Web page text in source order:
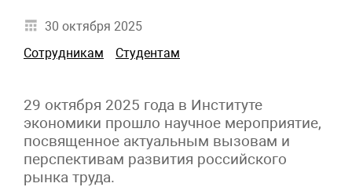
30 октября 2025
Сотрудникам
Студентам
29 октября 2025 года в Институте
экономики прошло научное мероприятие,
посвященное актуальным вызовам и
перспективам развития российского
рынка труда.